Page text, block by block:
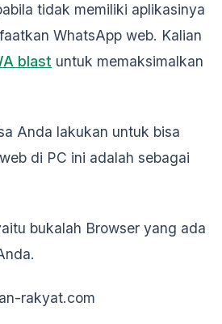
tidak memiliki aplikasinya
WhatsApp web. Kalian
blast untuk memaksimalkan
Anda lakukan untuk bisa
di PC ini adalah sebagai
bukalah Browser yang ada
rakyat.com